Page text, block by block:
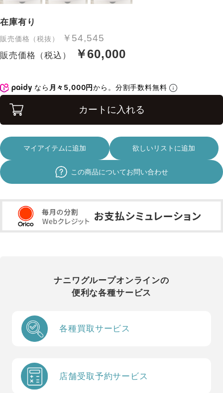
在庫有り
販売価格（税抜） ￥54,545
販売価格（税込） ￥60,000
なら 月々5,000円から。分割手数料無料
カートに入れる
マイアイテムに追加 欲しいリストに追加
この商品についてお問い合わせ
ナニワグループオンラインの
便利な各種サービス
各種買取サービス
店舗受取予約サービス